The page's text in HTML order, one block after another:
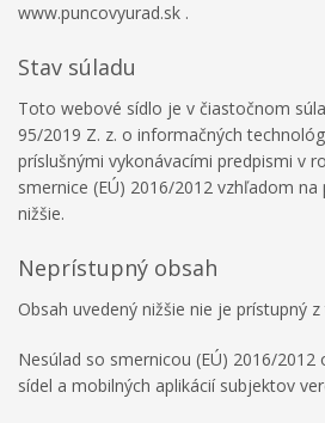
www.puncovyurad.sk .
Stav súladu
Toto webové sídlo je v čiastočnom
95/2019 Z. z. o informačných
príslušnými vykonávacími predpismi v
smernice (EÚ) 2016/2012 vzhľadom na
nižšie.
Neprístupný obsah
Obsah uvedený nižšie nie je prístupný
Nesúlad so smernicou (EÚ) 2016/
sídel a mobilných aplikácií subjektov